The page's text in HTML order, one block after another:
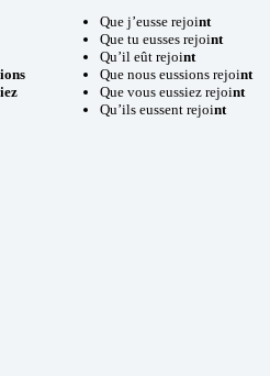
Que j’eusse rejoint
Que tu eusses rejoint
Qu’il eût rejoint
Que nous eussions rejoint
Que vous eussiez rejoint
Qu’ils eussent rejoint